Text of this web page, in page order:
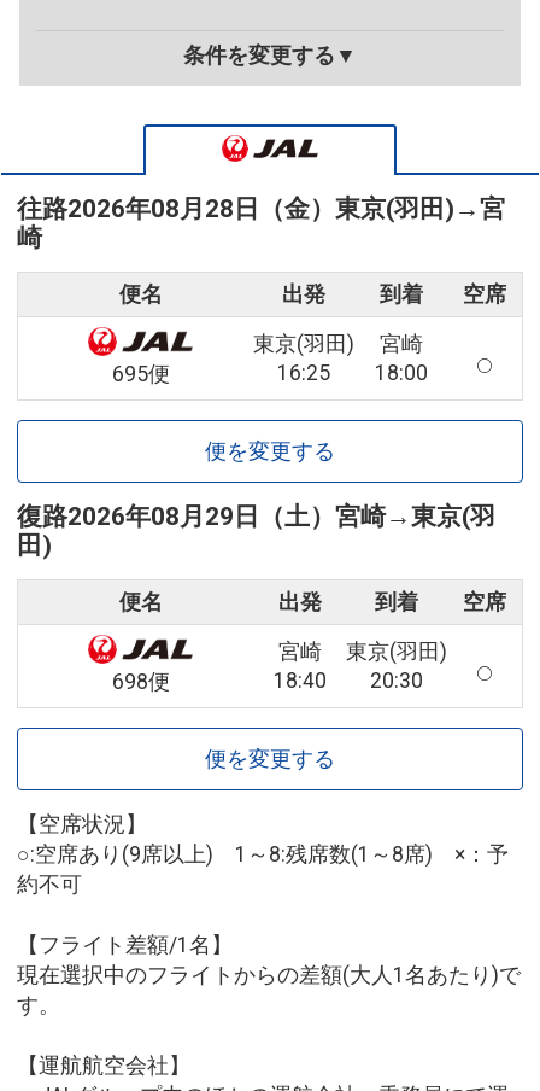
条件を変更する▼
往路2026年08月28日（金） 東京(羽田) →宮
崎
便名 出発 到着 空席
695便
東京(羽田)
16:25
宮崎
18:00
便を変更する
復路2026年08月29日（土） 宮崎→東京(羽
田)
便名 出発 到着 空席
698便
宮崎
18:40
東京(羽田)
20:30
便を変更する
【空席状況】
○:空席あり(9席以上) 1～8:残席数(1～8席) ×：予
約不可
【フライト差額/1名】
現在選択中のフライトからの差額(大人1名あたり)で
す。
【運航航空会社】